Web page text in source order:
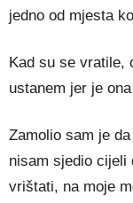
jedno od mjesta
Kad su se vratile,
ustanem jer je
Zamolio sam je
nisam sjedio cijeli
vrištati, na moje